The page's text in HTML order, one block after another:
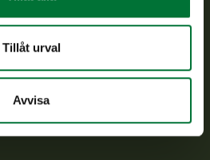
Tillåt urval
Avvisa